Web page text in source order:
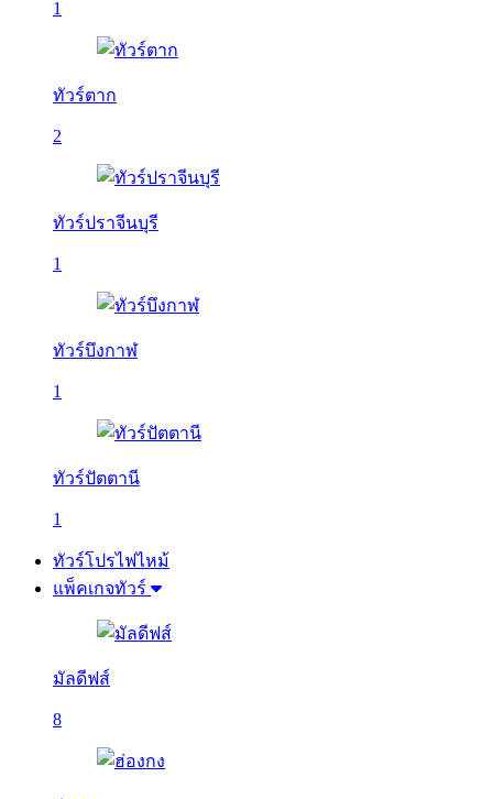
1
ทัวร์ตาก
2
ทัวร์ปราจีนบุรี
1
ทัวร์บึงกาฬ
1
ทัวร์ปัตตานี
1
ทัวร์โปรไฟไหม้
แพ็คเกจทัวร์
มัลดีฟส์
8